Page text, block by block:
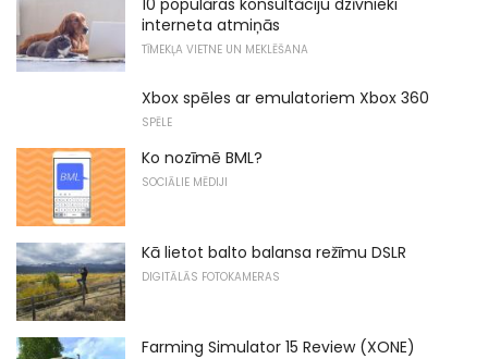
interneta atmiņās
TĪMEKĻA VIETNE UN MEKLĒŠANA
Xbox spēles ar emulatoriem Xbox 360
SPĒLE
Ko nozīmē BML?
SOCIĀLIE MĒDIJI
Kā lietot balto balansa režīmu DSLR
DIGITĀLĀS FOTOKAMERAS
Farming Simulator 15 Review (XONE)